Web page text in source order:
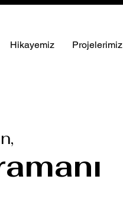
Hikayemiz Projelerimiz